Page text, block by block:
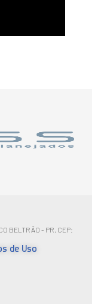
BELTRÃO - PR, CEP:
de Uso